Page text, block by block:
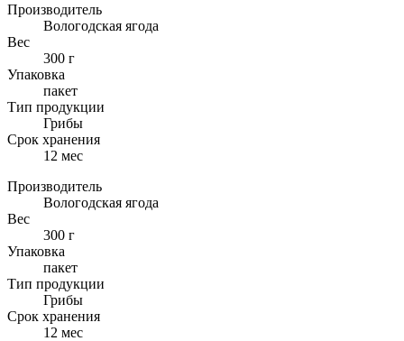
Производитель
Вологодская ягода
Вес
300 г
Упаковка
пакет
Тип продукции
Грибы
Cрок хранения
12 мес
Производитель
Вологодская ягода
Вес
300 г
Упаковка
пакет
Тип продукции
Грибы
Cрок хранения
12 мес